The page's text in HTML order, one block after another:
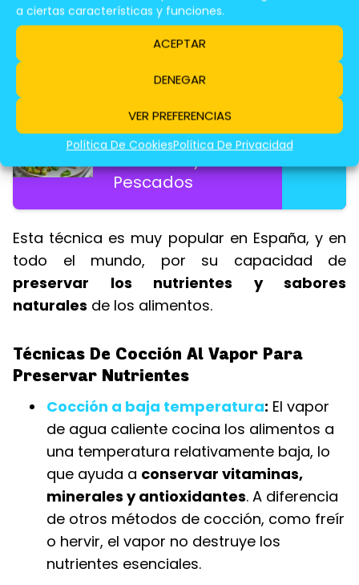
a ciertas características y funciones.
ACEPTAR
DENEGAR
VER PREFERENCIAS
Política De CookiesPolítica De Privacidad
Cocina Moderna
Te Puede Interesar Leer:
Guía Para
Cocinar Al Vapor
Pescados
Esta técnica es muy popular en España, y en
todo el mundo, por su capacidad de
preservar los nutrientes y sabores
naturales de los alimentos.
Técnicas De Cocción Al Vapor Para
Preservar Nutrientes
Cocción a baja temperatura: El vapor
de agua caliente cocina los alimentos a
una temperatura relativamente baja, lo
que ayuda a conservar vitaminas,
minerales y antioxidantes. A diferencia
de otros métodos de cocción, como freír
o hervir, el vapor no destruye los
nutrientes esenciales.